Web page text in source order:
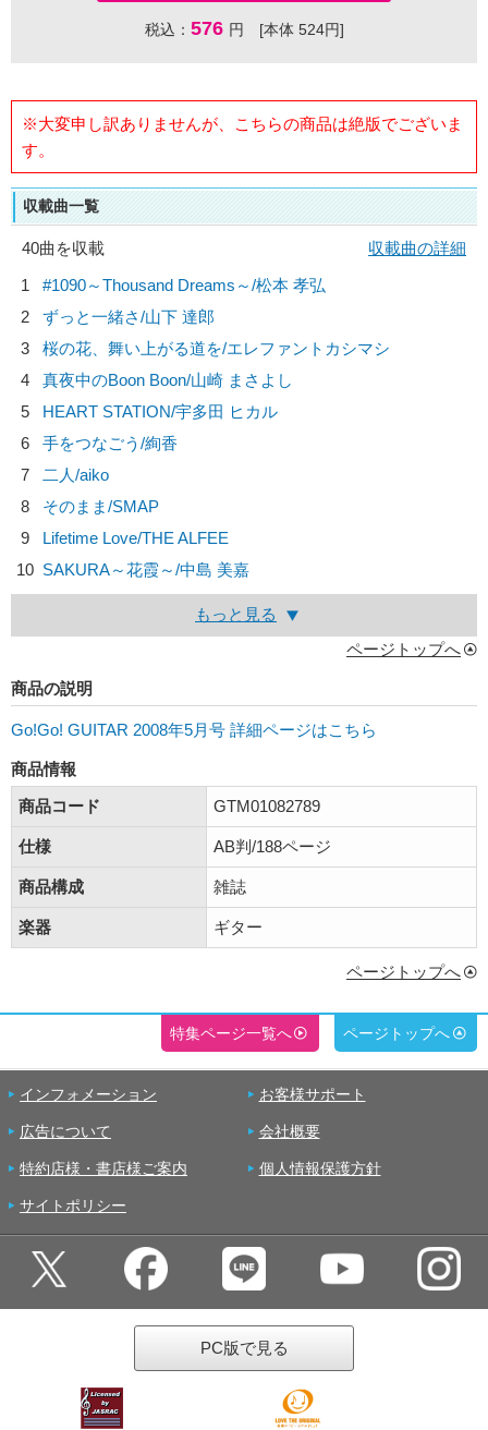
税込： 576 円 [本体 524円]
※大変申し訳ありませんが、こちらの商品は絶版でございま
す。
収載曲一覧
40曲を収載
収載曲の詳細
1
#1090～Thousand Dreams～/松本 孝弘
2
ずっと一緒さ/山下 達郎
3
桜の花、舞い上がる道を/エレファントカシマシ
4
真夜中のBoon Boon/山崎 まさよし
5
HEART STATION/宇多田 ヒカル
6
手をつなごう/絢香
7
二人/aiko
8
そのまま/SMAP
9
Lifetime Love/THE ALFEE
10 SAKURA～花霞～/中島 美嘉
もっと見る
ページトップへ
商品の説明
Go!Go! GUITAR 2008年5月号 詳細ページはこちら
商品情報
商品コード
GTM01082789
仕様 AB判/188ページ
商品構成 雑誌
楽器 ギター
ページトップへ
特集ページ一覧へ ページトップへ
インフォメーション お客様サポート
広告について 会社概要
特約店様・書店様ご案内 個人情報保護方針
サイトポリシー
PC版で見る